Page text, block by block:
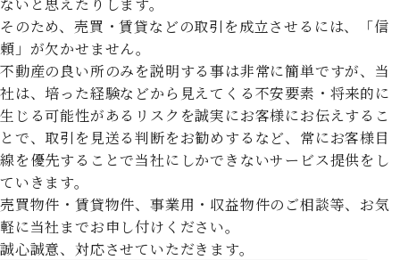
そのため、売買・賃貸などの取引を成立させるには、「信
頼」が欠かせません。
不動産の良い所のみを説明する事は非常に簡単ですが、当
社は、培った経験などから見えてくる不安要素・将来的に
生じる可能性があるリスクを誠実にお客様にお伝えするこ
とで、取引を見送る判断をお勧めするなど、常にお客様目
線を優先することで当社にしかできないサービス提供をし
ていきます。
売買物件・賃貸物件、事業用・収益物件のご相談等、お気
軽に当社までお申し付けください。
誠心誠意、対応させていただきます。